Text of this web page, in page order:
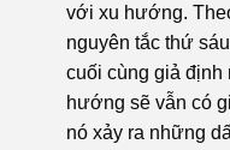
với xu hướng.
nguyên tắc thứ
cuối cùng giả định
hướng sẽ vẫn có
nó xảy ra những